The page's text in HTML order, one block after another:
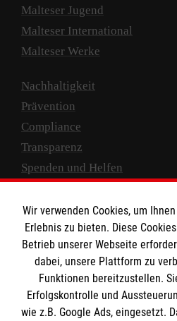
Malteser Jugend
Malteser International
Malteser Werke
Nachhaltigkeit
Prävention
Compliance
Transparenz
Spenden und Helfen
Empfänger: Malteser
IBAN: DE10 3706 0120 1201
BIC: GENODED 1PA7
Wir verwenden Cookies, um
Erlebnis zu bieten. Diese
Betrieb unserer Webseite
dabei, unsere Plattform zu
Funktionen bereitzustellen.
Erfolgskontrolle und
wie z.B. Google Ads, eingesetzt.